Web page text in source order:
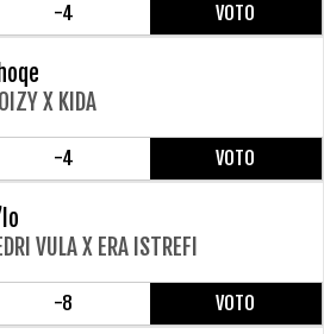
-4 VOTO
X KIDA
-4 VOTO
VULA X ERA ISTREFI
-8 VOTO